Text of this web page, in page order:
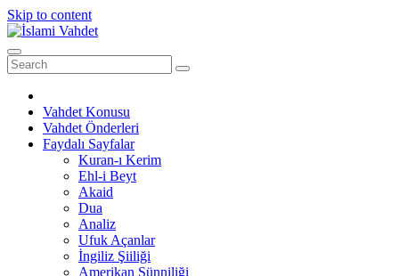
Skip to content
Vahdet Konusu
Vahdet Önderleri
Faydalı Sayfalar
Kuran-ı Kerim
Ehl-i Beyt
Akaid
Dua
Analiz
Ufuk Açanlar
İngiliz Şiiliği
Amerikan Sünniliği